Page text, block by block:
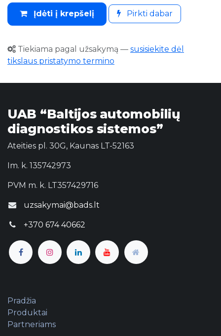
Įdėti į krepšelį Pirkti dabar
Tiekiama pagal užsakymą — susisiekite dėl
tikslaus pristatymo termino
UAB “Baltijos automobilių
diagnostikos sistemos”
Ateities pl. 30G, Kaunas LT-52163
Im. k. 135742973
PVM m. k. LT357429716
uzsakymai@bads.lt
+370 674 40662
Pradžia
Produktai
Partneriams